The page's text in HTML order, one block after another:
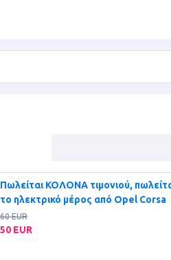
Πωλείται ΚΟΛΟΝΑ τιμονιού,
το ηλεκτρικό μέρος από Opel Corsa
60 EUR
50 EUR